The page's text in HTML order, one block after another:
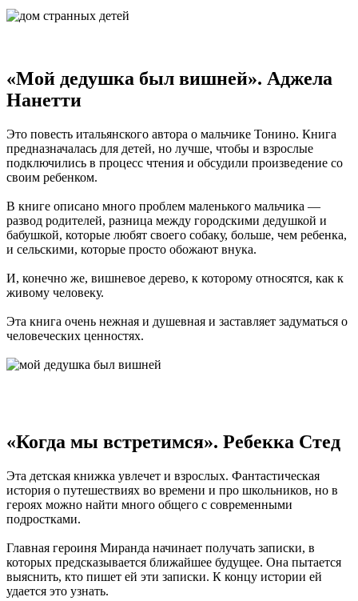
«Мой дедушка был вишней». Аджела
Нанетти
Это повесть итальянского автора о мальчике Тонино. Книга
предназначалась для детей, но лучше, чтобы и взрослые
подключились в процесс чтения и обсудили произведение со
своим ребенком.
В книге описано много проблем маленького мальчика —
развод родителей, разница между городскими дедушкой и
бабушкой, которые любят своего собаку, больше, чем ребенка,
и сельскими, которые просто обожают внука.
И, конечно же, вишневое дерево, к которому относятся, как к
живому человеку.
Эта книга очень нежная и душевная и заставляет задуматься о
человеческих ценностях.
«Когда мы встретимся». Ребекка Стед
Эта детская книжка увлечет и взрослых. Фантастическая
история о путешествиях во времени и про школьников, но в
героях можно найти много общего с современными
подростками.
Главная героиня Миранда начинает получать записки, в
которых предсказывается ближайшее будущее. Она пытается
выяснить, кто пишет ей эти записки. К концу истории ей
удается это узнать.